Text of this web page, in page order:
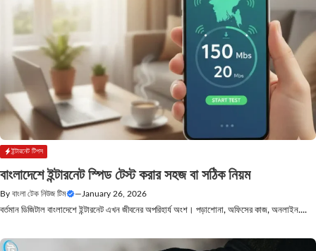
ইন্টারনেট টিপস
বাংলাদেশে ইন্টারনেট স্পিড টেস্ট করার সহজ বা সঠিক নিয়ম
By বাংলা টেক নিউজ টিম — January 26, 2026
বর্তমান ডিজিটাল বাংলাদেশে ইন্টারনেট এখন জীবনের অপরিহার্য অংশ। পড়াশোনা, অফিসের কাজ, অনলাইন....